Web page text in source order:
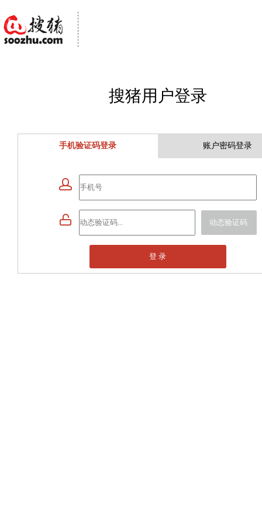
搜猪用户登录
手机验证码登录 账户密码登录

 动态验证码
登 录